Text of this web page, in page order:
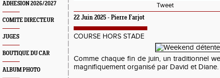
ADHESION 2026/2027
COMITE DIRECTEUR
JUGES
BOUTIQUE DU CAR
ALBUM PHOTO
Tweet
22 Juin 2025 - Pierre Farjot
COURSE HORS STADE
Comme chaque fin de juin, un traditionnel
magnifiquement organisé par David et Diane.